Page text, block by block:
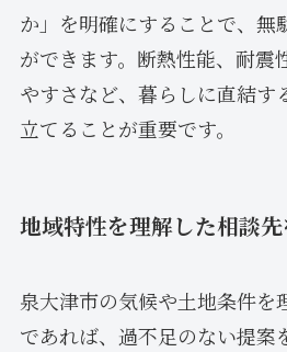
か」を明確にすることで、無
ができます。断熱性能、耐震
やすさなど、暮らしに直結す
立てることが重要です。
地域特性を理解した相談
泉大津市の気候や土地条件を
であれば、過不足のない提案